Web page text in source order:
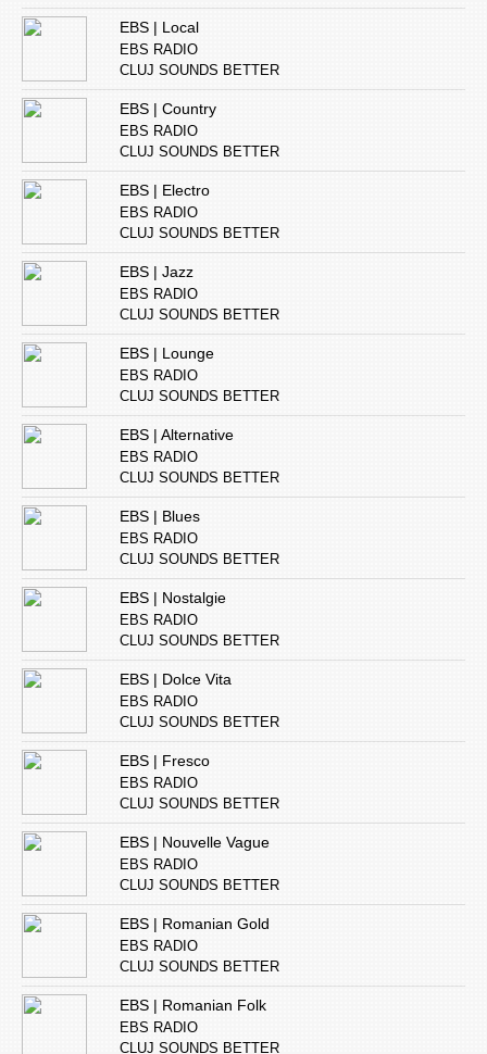
EBS | Local
EBS RADIO
CLUJ SOUNDS BETTER
EBS | Country
EBS RADIO
CLUJ SOUNDS BETTER
EBS | Electro
EBS RADIO
CLUJ SOUNDS BETTER
EBS | Jazz
EBS RADIO
CLUJ SOUNDS BETTER
EBS | Lounge
EBS RADIO
CLUJ SOUNDS BETTER
EBS | Alternative
EBS RADIO
CLUJ SOUNDS BETTER
EBS | Blues
EBS RADIO
CLUJ SOUNDS BETTER
EBS | Nostalgie
EBS RADIO
CLUJ SOUNDS BETTER
EBS | Dolce Vita
EBS RADIO
CLUJ SOUNDS BETTER
EBS | Fresco
EBS RADIO
CLUJ SOUNDS BETTER
EBS | Nouvelle Vague
EBS RADIO
CLUJ SOUNDS BETTER
EBS | Romanian Gold
EBS RADIO
CLUJ SOUNDS BETTER
EBS | Romanian Folk
EBS RADIO
CLUJ SOUNDS BETTER